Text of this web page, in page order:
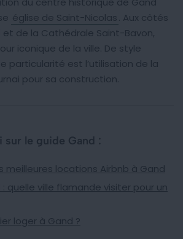
église de Saint-Nicolas . Aux côtés
et de la Cathédrale Saint-Bavon,
iconique de la ville. De style
particularité est l’utilisation de la
pour sa construction.
sur le guide Gand :
meilleures locations Airbnb à Gand
: quelle ville flamande visiter pour un
loger à Gand ?